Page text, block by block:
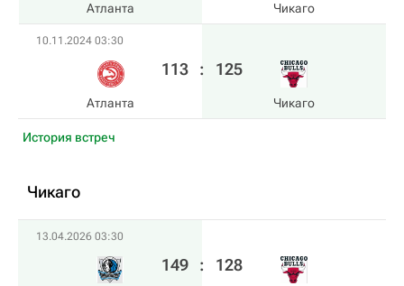
Атланта Чикаго
10.11.2024 03:30
Атланта
113 : 125
Чикаго
История встреч
Чикаго
13.04.2026 03:30
149 : 128